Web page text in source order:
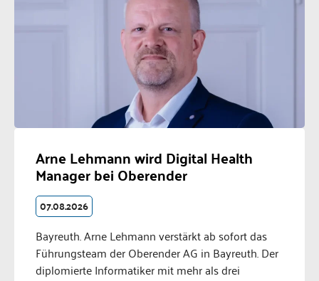
Arne Lehmann wird Digital Health
Manager bei Oberender
07.08.2026
Bayreuth. Arne Lehmann verstärkt ab sofort das
Führungsteam der Oberender AG in Bayreuth. Der
diplomierte Informatiker mit mehr als drei